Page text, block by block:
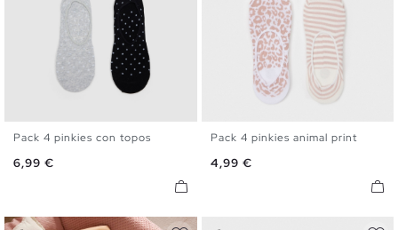
U
Pack 4 pinkies con topos
Precio
6,99 €
U
Pack 4 pinkies animal print
Precio
4,99 €